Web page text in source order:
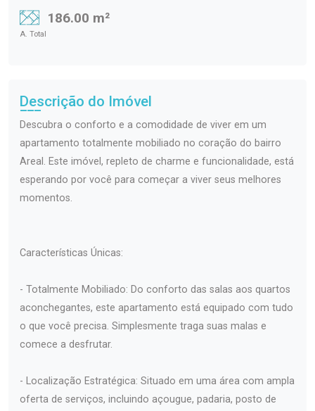
186.00 m²
A. Total
Descrição do Imóvel
Descubra o conforto e a comodidade de viver em um
apartamento totalmente mobiliado no coração do bairro
Areal. Este imóvel, repleto de charme e funcionalidade, está
esperando por você para começar a viver seus melhores
momentos.
Características Únicas:
- Totalmente Mobiliado: Do conforto das salas aos quartos
aconchegantes, este apartamento está equipado com tudo
o que você precisa. Simplesmente traga suas malas e
comece a desfrutar.
- Localização Estratégica: Situado em uma área com ampla
oferta de serviços, incluindo açougue, padaria, posto de